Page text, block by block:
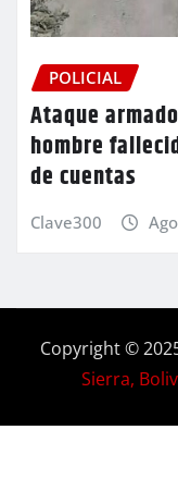
POLICIAL
Ataque
hombre
de cuentas
Clave300
Copyright ©
Sierra,